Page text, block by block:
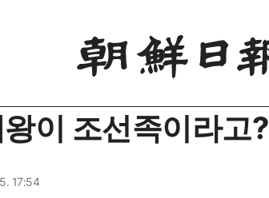
이 조선족이라고?
17:54